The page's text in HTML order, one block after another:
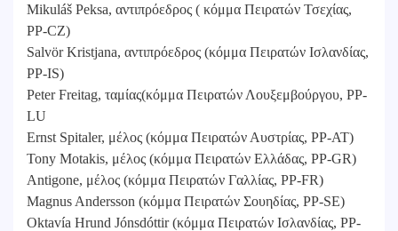
Mikuláš Peksa, αντιπρόεδρος ( κόμμα Πειρατών Τσεχίας,
PP-CZ)
Salvör Kristjana, αντιπρόεδρος (κόμμα Πειρατών Ισλανδίας,
PP-IS)
Peter Freitag, ταμίας(κόμμα Πειρατών Λουξεμβούργου, PP-
LU
Ernst Spitaler, μέλος (κόμμα Πειρατών Αυστρίας, PP-AT)
Tony Motakis, μέλος (κόμμα Πειρατών Ελλάδας, PP-GR)
Antigone, μέλος (κόμμα Πειρατών Γαλλίας, PP-FR)
Magnus Andersson (κόμμα Πειρατών Σουηδίας, PP-SE)
Oktavía Hrund Jónsdóttir (κόμμα Πειρατών Ισλανδίας, PP-